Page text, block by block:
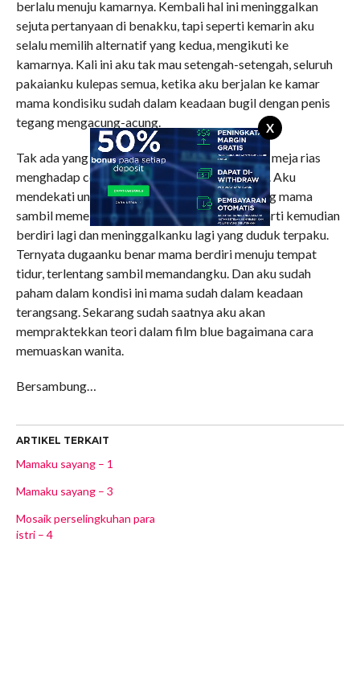
X
berlalu menuju kamarnya. Kembali hal ini meninggalkan
sejuta pertanyaan di benakku, tapi seperti kemarin aku
selalu memilih alternatif yang kedua, mengikuti ke
kamarnya. Kali ini aku tak mau setengah-setengah, seluruh
pakaianku kulepas semua, ketika aku berjalan ke kamar
mama kondisiku sudah dalam keadaan bugil dengan penis
tegang mengacung-acung.
Tak ada yang istimewa, kulihat mama duduk di meja rias
menghadap cermin tetap dalam keadaan bugil. Aku
mendekati untuk selanjutnya duduk di belakang mama
sambil memeluknya. Mama tersenyum penuh arti kemudian
berdiri lagi dan meninggalkanku lagi yang duduk terpaku.
Ternyata dugaanku benar mama berdiri menuju tempat
tidur, terlentang sambil memandangku. Dan aku sudah
paham dalam kondisi ini mama sudah dalam keadaan
terangsang. Sekarang sudah saatnya aku akan
mempraktekkan teori dalam film blue bagaimana cara
memuaskan wanita.
Bersambung…
ARTIKEL TERKAIT
Mamaku sayang – 1
Mamaku sayang – 3
Mosaik perselingkuhan para
istri – 4